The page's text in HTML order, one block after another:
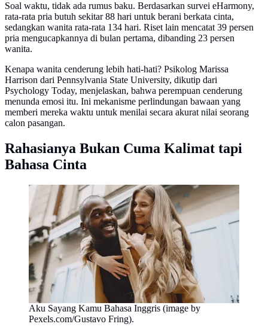
Soal waktu, tidak ada rumus baku. Berdasarkan survei eHarmony,
rata-rata pria butuh sekitar 88 hari untuk berani berkata cinta,
sedangkan wanita rata-rata 134 hari. Riset lain mencatat 39 persen
pria mengucapkannya di bulan pertama, dibanding 23 persen
wanita.
Kenapa wanita cenderung lebih hati-hati? Psikolog Marissa
Harrison dari Pennsylvania State University, dikutip dari
Psychology Today, menjelaskan, bahwa perempuan cenderung
menunda emosi itu. Ini mekanisme perlindungan bawaan yang
memberi mereka waktu untuk menilai secara akurat nilai seorang
calon pasangan.
Rahasianya Bukan Cuma Kalimat tapi
Bahasa Cinta
Aku Sayang Kamu Bahasa Inggris (image by
Pexels.com/Gustavo Fring).